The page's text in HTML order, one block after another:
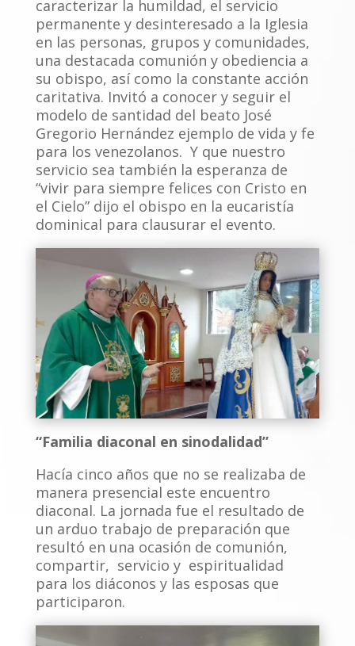
caracterizar la humildad, el servicio
permanente y desinteresado a la Iglesia
en las personas, grupos y comunidades,
una destacada comunión y obediencia a
su obispo, así como la constante acción
caritativa. Invitó a conocer y seguir el
modelo de santidad del beato José
Gregorio Hernández ejemplo de vida y fe
para los venezolanos. Y que nuestro
servicio sea también la esperanza de
“vivir para siempre felices con Cristo en
el Cielo” dijo el obispo en la eucaristía
dominical para clausurar el evento.
“Familia diaconal en sinodalidad”
Hacía cinco años que no se realizaba de
manera presencial este encuentro
diaconal. La jornada fue el resultado de
un arduo trabajo de preparación que
resultó en una ocasión de comunión,
compartir, servicio y espiritualidad
para los diáconos y las esposas que
participaron.